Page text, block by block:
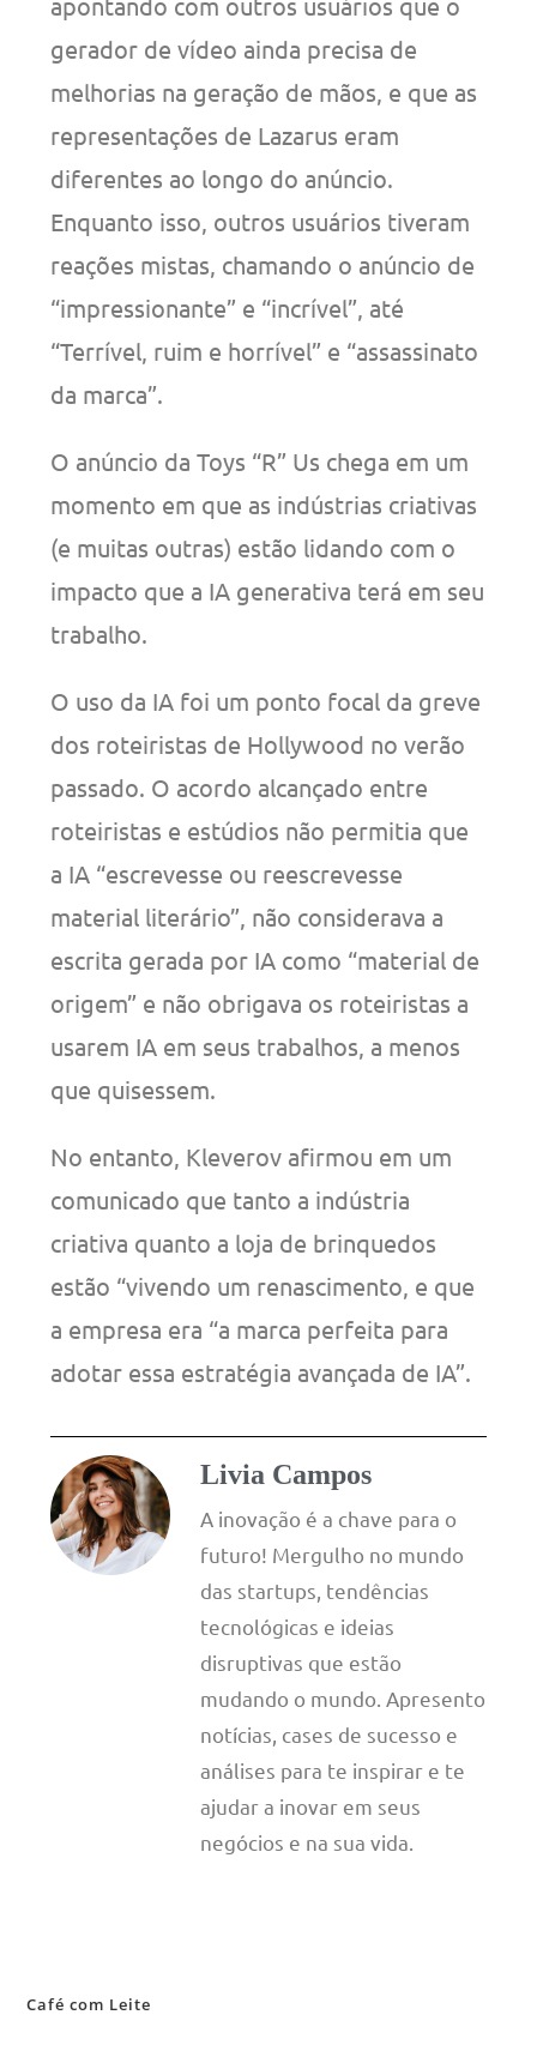
gerador de vídeo ainda precisa de
melhorias na geração de mãos, e que as
representações de Lazarus eram
diferentes ao longo do anúncio.
Enquanto isso, outros usuários tiveram
reações mistas, chamando o anúncio de
“impressionante” e “incrível”, até
“Terrível, ruim e horrível” e “assassinato
da marca”.
O anúncio da Toys “R” Us chega em um
momento em que as indústrias criativas
(e muitas outras) estão lidando com o
impacto que a IA generativa terá em seu
trabalho.
O uso da IA foi um ponto focal da greve
dos roteiristas de Hollywood no verão
passado. O acordo alcançado entre
roteiristas e estúdios não permitia que
a IA “escrevesse ou reescrevesse
material literário”, não considerava a
escrita gerada por IA como “material de
origem” e não obrigava os roteiristas a
usarem IA em seus trabalhos, a menos
que quisessem.
No entanto, Kleverov afirmou em um
comunicado que tanto a indústria
criativa quanto a loja de brinquedos
estão “vivendo um renascimento, e que
a empresa era “a marca perfeita para
adotar essa estratégia avançada de IA”.
Livia Campos
A inovação é a chave para o
futuro! Mergulho no mundo
das startups, tendências
tecnológicas e ideias
disruptivas que estão
mudando o mundo. Apresento
notícias, cases de sucesso e
análises para te inspirar e te
ajudar a inovar em seus
negócios e na sua vida.
Café com Leite